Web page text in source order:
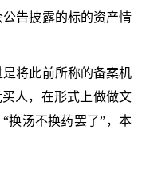
告披露的标的资产情
将此前所称的备案机
人，在形式上做做文
换汤不换药罢了”，本